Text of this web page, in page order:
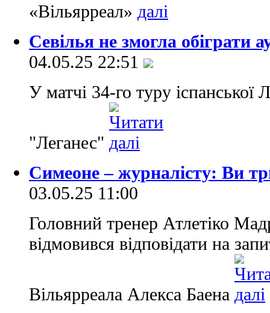
«Вільярреал»
Севілья не змогла обіграти
04.05.25 22:51
У матчі 34-го туру
"Леганес"
Симеоне – журналісту: Ви
03.05.25 11:00
Головний тренер Атлетіко
відмовився відповідати на
Вільярреала Алекса Баена